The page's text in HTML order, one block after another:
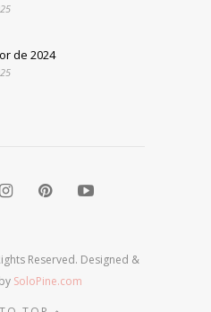
de 2024
Reserved. Designed &
SoloPine.com